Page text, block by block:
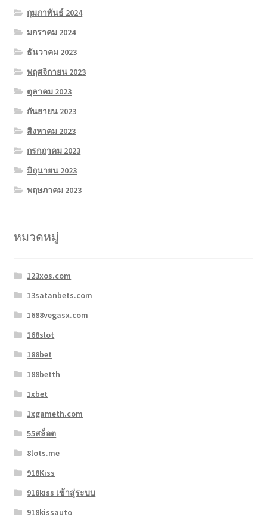
กุมภาพันธ์ 2024
มกราคม 2024
ธันวาคม 2023
พฤศจิกายน 2023
ตุลาคม 2023
กันยายน 2023
สิงหาคม 2023
กรกฎาคม 2023
มิถุนายน 2023
พฤษภาคม 2023
หมวดหมู่
123xos.com
13satanbets.com
1688vegasx.com
168slot
188bet
188betth
1xbet
1xgameth.com
55สล็อต
8lots.me
918Kiss
918kiss เข้าสู่ระบบ
918kissauto